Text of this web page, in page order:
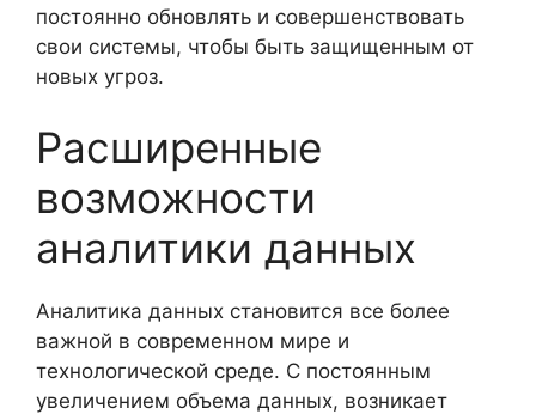
постоянно обновлять и совершенствовать
свои системы, чтобы быть защищенным от
новых угроз.
Расширенные
возможности
аналитики данных
Аналитика данных становится все более
важной в современном мире и
технологической среде. С постоянным
увеличением объема данных, возникает